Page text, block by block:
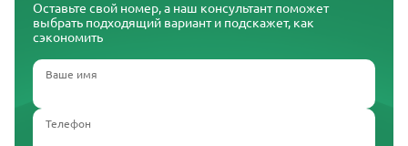
Оставьте свой номер, а наш консультант поможет
выбрать подходящий вариант и подскажет, как
сэкономить
Ваше имя
Телефон